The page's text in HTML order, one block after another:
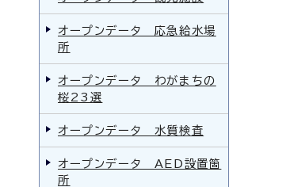
オープンデータ 応急給水場
所
オープンデータ わがまちの
桜23選
オープンデータ 水質検査
オープンデータ AED設置箇
所